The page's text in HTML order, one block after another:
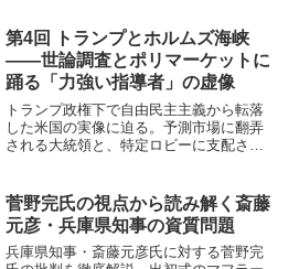
を冷徹に斬り捨て、我々に知的自律を迫
る必読の分析レポートです。
第4回 トランプとホルムズ海峡
——世論調査とポリマーケットに
踊る「力強い指導者」の虚像
トランプ政権下で自由民主主義から転落
した米国の実像に迫る。予測市場に翻弄
される大統領と、特定ロビーに支配され
大義なき覇権主義の暴走と世界を紛争へ
導くメカニズムを解説。
菅野完氏の視点から読み解く斎藤
元彦・兵庫県知事の資質問題
兵庫県知事・斎藤元彦氏に対する菅野完